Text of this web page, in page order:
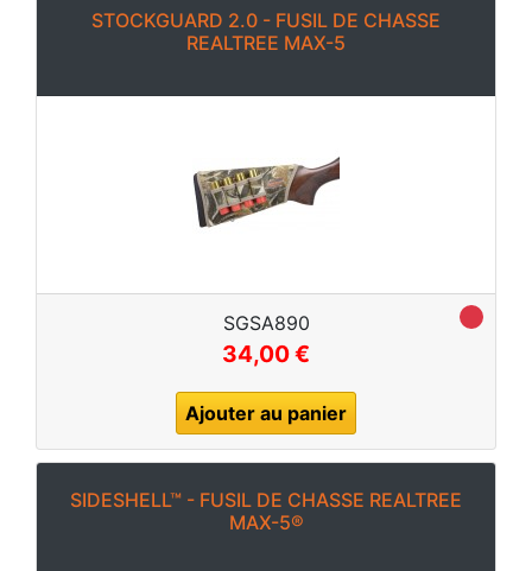
STOCKGUARD 2.0 - FUSIL DE CHASSE
REALTREE MAX-5
SGSA890
34,00 €
Ajouter au panier
SIDESHELL™ - FUSIL DE CHASSE REALTREE
MAX-5®